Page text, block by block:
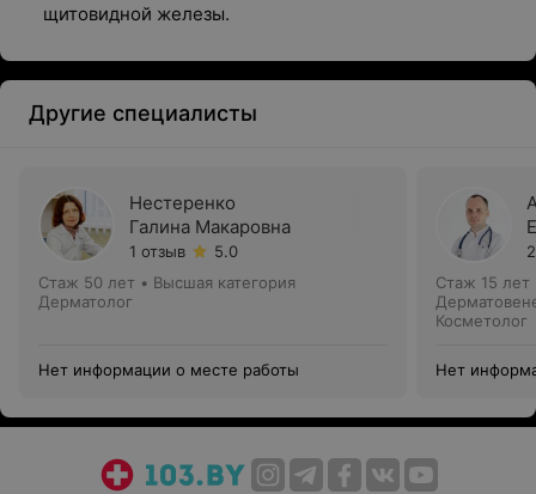
щитовидной железы.
Другие специалисты
Нестеренко
Галина Макаровна
1 отзыв
5.0
Стаж 50 лет • Высшая категория
Дерматолог
Нет информации о месте работы
Стаж 15 лет
Косметолог
Нет